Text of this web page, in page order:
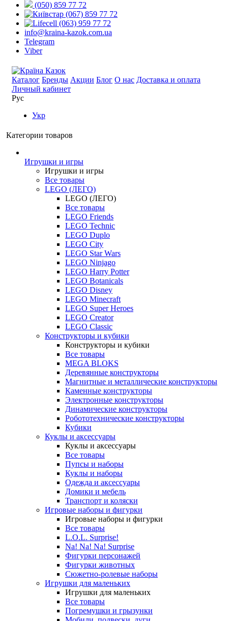
(050) 859 77 72
(067) 859 77 72
(063) 959 77 72
info@kraina-kazok.com.ua
Telegram
Viber
Каталог Бренды Акции Блог О нас Доставка и оплата
Личный кабинет
Рус
Укр
Категории товаров
Игрушки и игры
Игрушки и игры
Все товары
LEGO (ЛЕГО)
LEGO (ЛЕГО)
Все товары
LEGO Friends
LEGO Technic
LEGO Duplo
LEGO City
LEGO Star Wars
LEGO Ninjago
LEGO Harry Potter
LEGO Botanicals
LEGO Disney
LEGO Minecraft
LEGO Super Heroes
LEGO Creator
LEGO Classic
Конструкторы и кубики
Конструкторы и кубики
Все товары
MEGA BLOKS
Деревянные конструкторы
Магнитные и металлические конструкторы
Каменные конструкторы
Электронные конструкторы
Динамические конструкторы
Робототехнические конструкторы
Кубики
Куклы и аксессуары
Куклы и аксессуары
Все товары
Пупсы и наборы
Куклы и наборы
Одежда и аксессуары
Домики и мебель
Транспорт и коляски
Игровые наборы и фигурки
Игровые наборы и фигурки
Все товары
L.O.L. Surprise!
Na! Na! Na! Surprise
Фигурки персонажей
Фигурки животных
Сюжетно-ролевые наборы
Игрушки для маленьких
Игрушки для маленьких
Все товары
Погремушки и грызунки